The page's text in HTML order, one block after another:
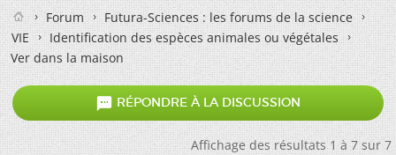
Forum
Futura-Sciences : les forums de la science
VIE
Identification des espèces animales ou végétales
Ver dans la maison
 RÉPONDRE À LA DISCUSSION
Affichage des résultats 1 à 7 sur 7